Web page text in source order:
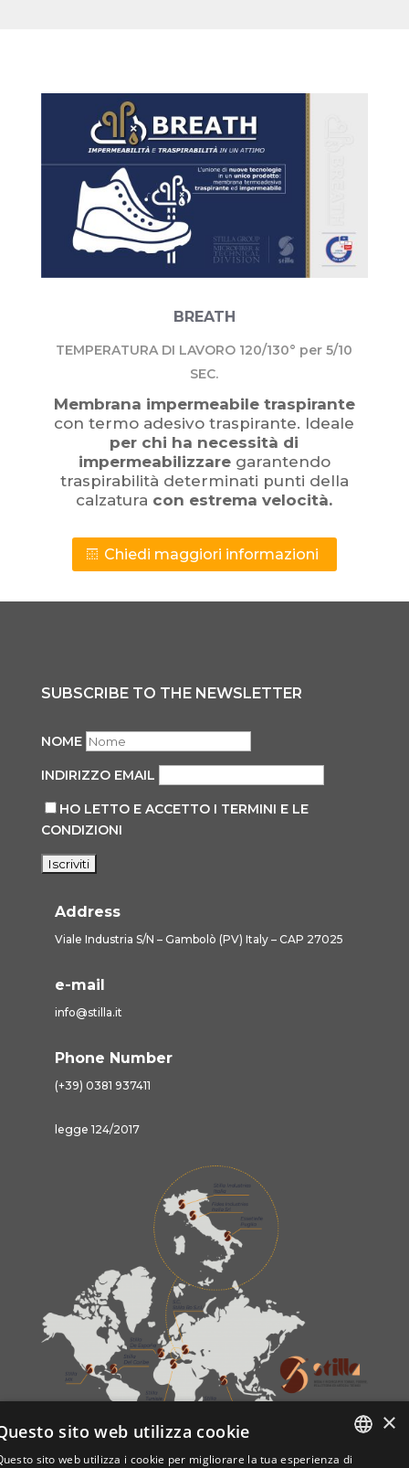
BREATH
TEMPERATURA DI LAVORO 120/130° per 5/10
SEC.
Membrana impermeabile traspirante
con termo adesivo traspirante. Ideale
per chi ha necessità di
impermeabilizzaregarantendo
traspirabilità determinati punti della
calzatura con estrema velocità.
Chiedi maggiori informazioni
SUBSCRIBE TO THE NEWSLETTER
NOME
INDIRIZZO EMAIL
HO LETTO E ACCETTO I TERMINI E LE
CONDIZIONI
Address
Viale Industria S/N – Gambolò (PV) Italy – CAP 27025
e-mail
info@stilla.it
Phone Number
(+39) 0381 937411
legge 124/2017
×
sito web utilizza cookie
sito web utilizza i cookie per migliorare la tua esperienza di